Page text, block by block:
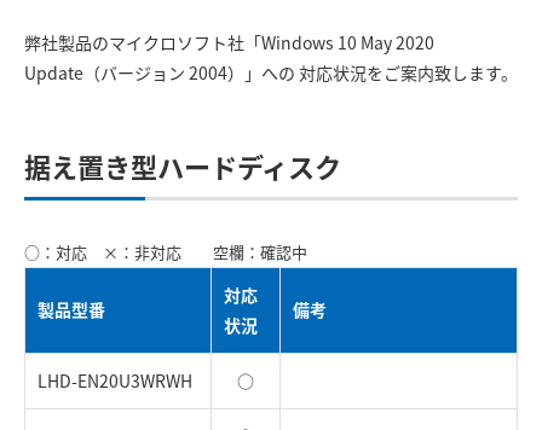
弊社製品のマイクロソフト社「Windows 10 May 2020
Update（バージョン 2004）」への 対応状況をご案内致します。
据え置き型ハードディスク
○：対応 ×：非対応 空欄：確認中
製品型番
対応
状況
備考
LHD-EN20U3WRWH ○